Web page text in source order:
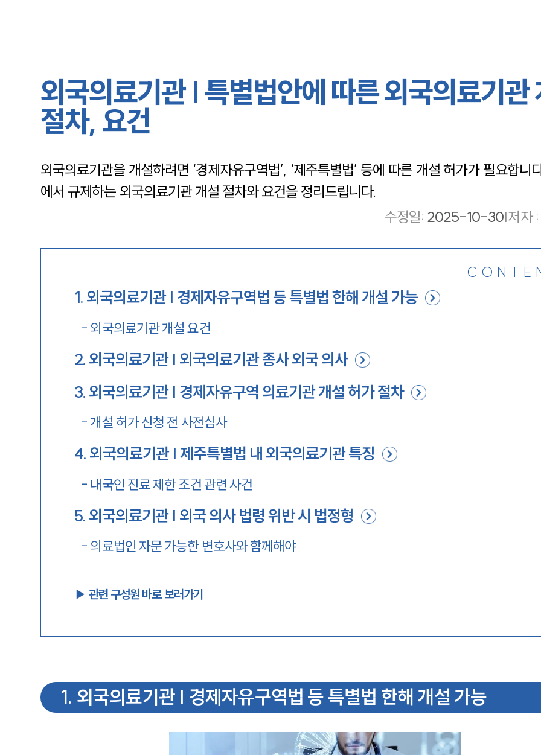
외국의료기관 | 특별법안에 따른 외국의료기관
절차, 요건
외국의료기관을 개설하려면 ‘경제자유구역법’, ‘제주특별법’ 등에 따른 개설 허가가 필요합니
에서 규제하는 외국의료기관 개설 절차와 요건을 정리드립니다.
수정일: 2025-10-30|저자 :
1. 외국의료기관 | 경제자유구역법 등 특별법 한해 개설 가능
- 외국의료기관 개설 요건
2. 외국의료기관 | 외국의료기관 종사 외국 의사
3. 외국의료기관 | 경제자유구역 의료기관 개설 허가 절차
-개설 허가 신청 전 사전심사
4. 외국의료기관 | 제주특별법 내 외국의료기관 특징
- 내국인 진료 제한 조건 관련 사건
5. 외국의료기관 | 외국 의사 법령 위반 시 법정형
- 의료법인 자문 가능한 변호사와 함께해야
▶︎ 관련 구성원 바로 보러가기
1. 외국의료기관 | 경제자유구역법 등 특별법 한해 개설 가능